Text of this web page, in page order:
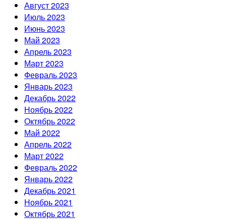
Август 2023
Июль 2023
Июнь 2023
Май 2023
Апрель 2023
Март 2023
Февраль 2023
Январь 2023
Декабрь 2022
Ноябрь 2022
Октябрь 2022
Май 2022
Апрель 2022
Март 2022
Февраль 2022
Январь 2022
Декабрь 2021
Ноябрь 2021
Октябрь 2021